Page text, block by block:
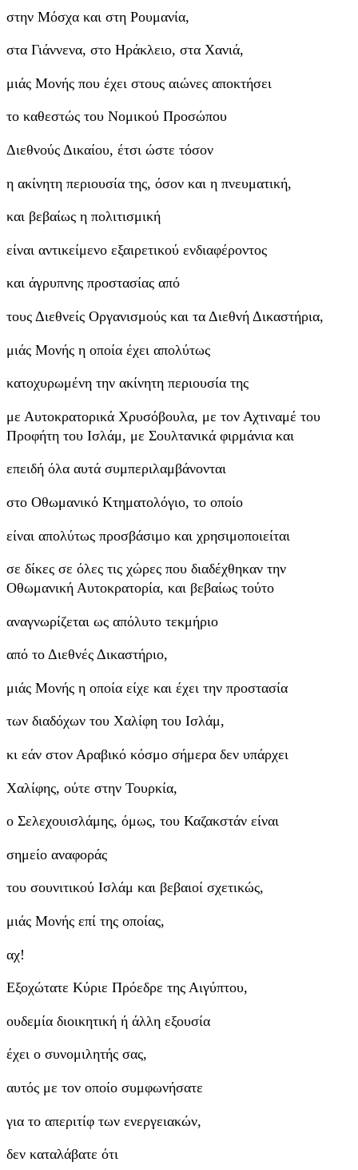
στην Μόσχα και στη Ρουμανία,
στα Γιάννενα, στο Ηράκλειο, στα Χανιά,
μιάς Μονής που έχει στους αιώνες αποκτήσει
το καθεστώς του Νομικού Προσώπου
Διεθνούς Δικαίου, έτσι ώστε τόσον
η ακίνητη περιουσία της, όσον και η πνευματική,
και βεβαίως η πολιτισμική
είναι αντικείμενο εξαιρετικού ενδιαφέροντος
και άγρυπνης προστασίας από
τους Διεθνείς Οργανισμούς και τα Διεθνή Δικαστήρια,
μιάς Μονής η οποία έχει απολύτως
κατοχυρωμένη την ακίνητη περιουσία της
με Αυτοκρατορικά Χρυσόβουλα, με τον Αχτιναμέ του
Προφήτη του Ισλάμ, με Σουλτανικά φιρμάνια και
επειδή όλα αυτά συμπεριλαμβάνονται
στο Οθωμανικό Κτηματολόγιο, το οποίο
είναι απολύτως προσβάσιμο και χρησιμοποιείται
σε δίκες σε όλες τις χώρες που διαδέχθηκαν την
Οθωμανική Αυτοκρατορία, και βεβαίως τούτο
αναγνωρίζεται ως απόλυτο τεκμήριο
από το Διεθνές Δικαστήριο,
μιάς Μονής η οποία είχε και έχει την προστασία
των διαδόχων του Χαλίφη του Ισλάμ,
κι εάν στον Αραβικό κόσμο σήμερα δεν υπάρχει
Χαλίφης, ούτε στην Τουρκία,
ο Σελεχουισλάμης, όμως, του Καζακστάν είναι
σημείο αναφοράς
του σουνιτικού Ισλάμ και βεβαιοί σχετικώς,
μιάς Μονής επί της οποίας,
αχ!
Εξοχώτατε Κύριε Πρόεδρε της Αιγύπτου,
ουδεμία διοικητική ή άλλη εξουσία
έχει ο συνομιλητής σας,
αυτός με τον οποίο συμφωνήσατε
για το απεριτίφ των ενεργειακών,
δεν καταλάβατε ότι